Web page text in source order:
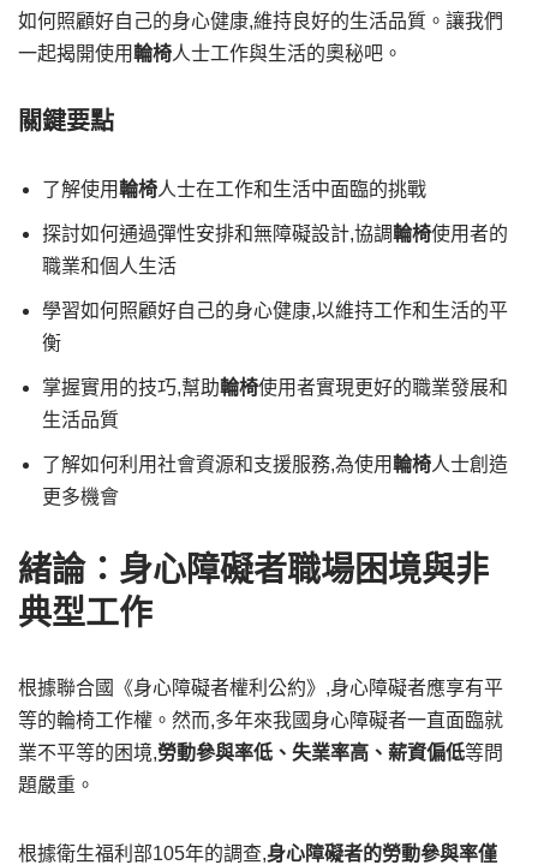
如何照顧好自己的身心健康,維持良好的生活品質。讓我們
一起揭開使用輪椅人士工作與生活的奧秘吧。
關鍵要點
了解使用輪椅人士在工作和生活中面臨的挑戰
探討如何通過彈性安排和無障礙設計,協調輪椅使用者的
職業和個人生活
學習如何照顧好自己的身心健康,以維持工作和生活的平
衡
掌握實用的技巧,幫助輪椅使用者實現更好的職業發展和
生活品質
了解如何利用社會資源和支援服務,為使用輪椅人士創造
更多機會
緒論：身心障礙者職場困境與非
典型工作
根據聯合國《身心障礙者權利公約》,身心障礙者應享有平
等的輪椅工作權。然而,多年來我國身心障礙者一直面臨就
業不平等的困境,勞動參與率低、失業率高、薪資偏低等問
題嚴重。
根據衛生福利部105年的調查,身心障礙者的勞動參與率僅